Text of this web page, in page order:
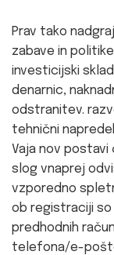
Prav tako
zabave in
investicijski
denarnic,
odstranitev.
tehnični
Vaja nov postavi
slog vnaprej
vzporedno
ob registraciji so
predhodnih
telefona/e-